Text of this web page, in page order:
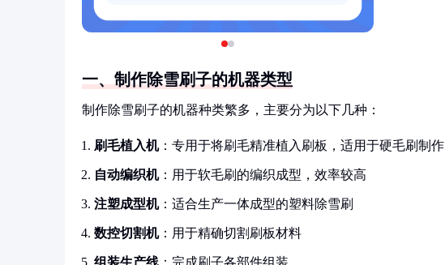
一、制作除雪刷子的机器类型
制作除雪刷子的机器种类繁多，主要分为以下几种：
刷毛植入机：专用于将刷毛精准植入刷板，适用于硬毛刷制作
自动编织机：用于软毛刷的编织成型，效率较高
注塑成型机：适合生产一体成型的塑料除雪刷
数控切割机：用于精确切割刷板材料
组装生产线 ：完成刷子各部件组装